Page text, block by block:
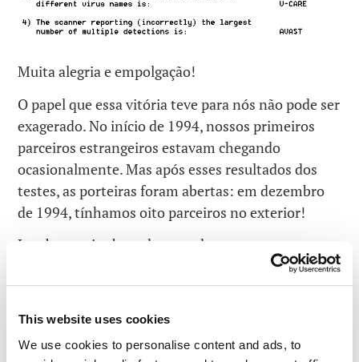
This website uses cookies
We use cookies to personalise content and ads, to
Muita alegria e empolgação!
O papel que essa vitória teve para nós não pode ser
exagerado. No início de 1994, nossos primeiros
parceiros estrangeiros estavam chegando
ocasionalmente. Mas após esses resultados dos
testes, as porteiras foram abertas: em dezembro
de 1994, tínhamos oito parceiros no exterior!
Lembro muito bem dos acordos que
estabelecemos com esses primeiros parceiros –
porque fui responsável pela elaboração e
matemático! Então você pode imaginar meu alívio